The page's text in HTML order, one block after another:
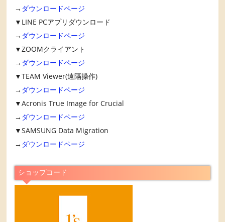
→ ダウンロードページ
▼LINE PCアプリダウンロード
→ ダウンロードページ
▼ZOOMクライアント
→ ダウンロードページ
▼TEAM Viewer(遠隔操作)
→ ダウンロードページ
▼Acronis True Image for Crucial
→ ダウンロードページ
▼SAMSUNG Data Migration
→ ダウンロードページ
ショップコード